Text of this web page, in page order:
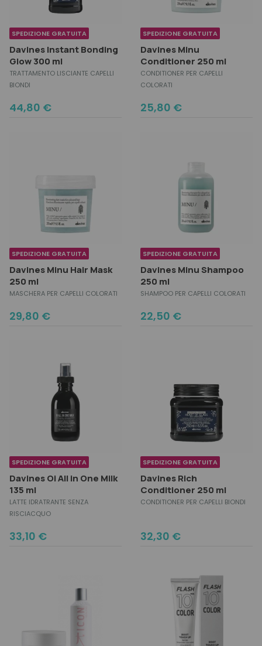
SPEDIZIONE GRATUITA
Davines Instant Bonding
Glow 300 ml
TRATTAMENTO LISCIANTE CAPELLI
BIONDI
44,80 €
SPEDIZIONE GRATUITA
Davines Minu
Conditioner 250 ml
CONDITIONER PER CAPELLI
COLORATI
25,80 €
SPEDIZIONE GRATUITA
Davines Minu Hair Mask
250 ml
MASCHERA PER CAPELLI COLORATI
29,80 €
SPEDIZIONE GRATUITA
Davines Minu Shampoo
250 ml
SHAMPOO PER CAPELLI COLORATI
22,50 €
SPEDIZIONE GRATUITA
Davines Oi All in One Milk
135 ml
LATTE IDRATRANTE SENZA
RISCIACQUO
33,10 €
SPEDIZIONE GRATUITA
Davines Rich
Conditioner 250 ml
CONDITIONER PER CAPELLI BIONDI
32,30 €
Strumenti professionali
Accessori
Kit e set
Cofanetti regalo
Esigenza
Migliori marche
Idratazione
Lavaggi frequenti
Liscianti
Protezione colore
Protezione solare
Ricostruzione
Grigi e Bianchi
Lisci
Normali
Ricci
Secchi
Spessi
Physia Oli Essenziali
Olaplex
Esigenza
Scopri anche
Migliori marche
Kit e idee regalo
Trucco
Esigenza
Scopri anche
Viso
Migliori marche